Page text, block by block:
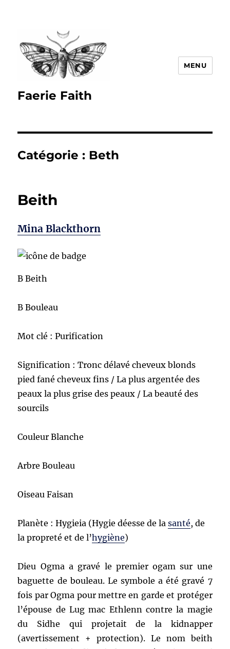
Faerie Faith
MENU
Catégorie : Beth
Beith
Mina Blackthorn
B Beith
B Bouleau
Mot clé : Purification
Signification : Tronc délavé cheveux blonds
pied fané cheveux fins / La plus argentée des
peaux la plus grise des peaux / La beauté des
sourcils
Couleur Blanche
Arbre Bouleau
Oiseau Faisan
Planète : Hygieia (Hygie déesse de lasanté, de
la propreté et de l’hygiène)
Dieu Ogma a gravé le premier ogam sur une
baguette de bouleau. Le symbole a été gravé 7
fois par Ogma pour mettre en garde et protéger
l’épouse de Lug mac Ethlenn contre la magie
du Sidhe qui projetait de la kidnapper
(avertissement + protection). Le nom beith